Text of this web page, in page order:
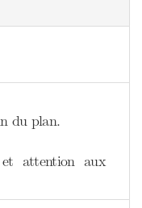
du plan.
attention aux